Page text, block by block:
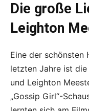
Die große
Leighton
Eine der
letzten Jahre ist
und Leighton
„Gossip Girl“-